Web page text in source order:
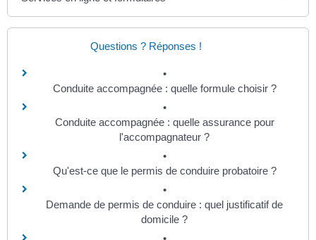
Questions ? Réponses !
Conduite accompagnée : quelle formule choisir ?
Conduite accompagnée : quelle assurance pour
l'accompagnateur ?
Qu'est-ce que le permis de conduire probatoire ?
Demande de permis de conduire : quel justificatif de
domicile ?